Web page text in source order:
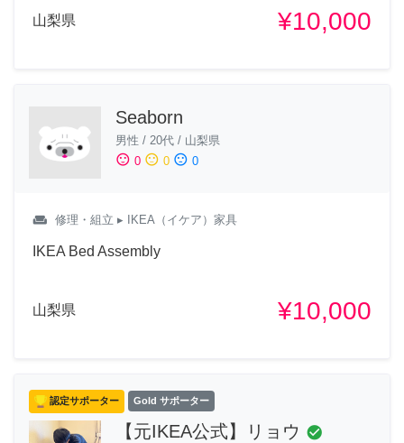
山梨県 ¥10,000
Seaborn
男性 / 20代 / 山梨県
sentiment_satisfied 0 sentiment_neutral 0 sentiment_dissatisfied 0
weekend 修理・組立 ▸ IKEA（イケア）家具
IKEA Bed Assembly
山梨県 ¥10,000
認定サポーター Gold サポーター
【元IKEA公式】リョウ check_circle